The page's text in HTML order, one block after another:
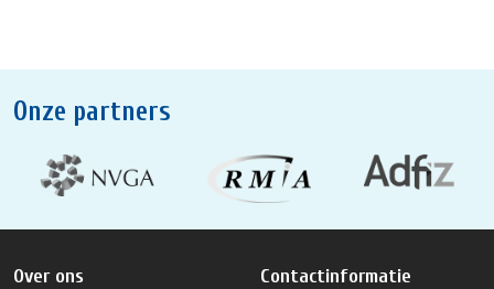
Onze partners
Over ons Contactinformatie